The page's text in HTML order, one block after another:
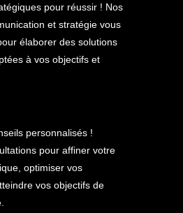
pour réussir ! Nos
et stratégie vous
élaborer des solutions
à vos objectifs et
personnalisés !
pour affiner votre
optimiser vos
vos objectifs de